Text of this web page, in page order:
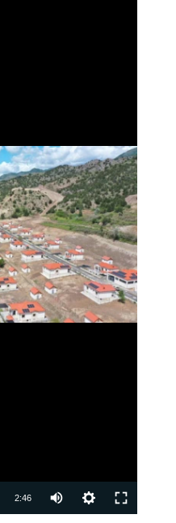
available
2:46